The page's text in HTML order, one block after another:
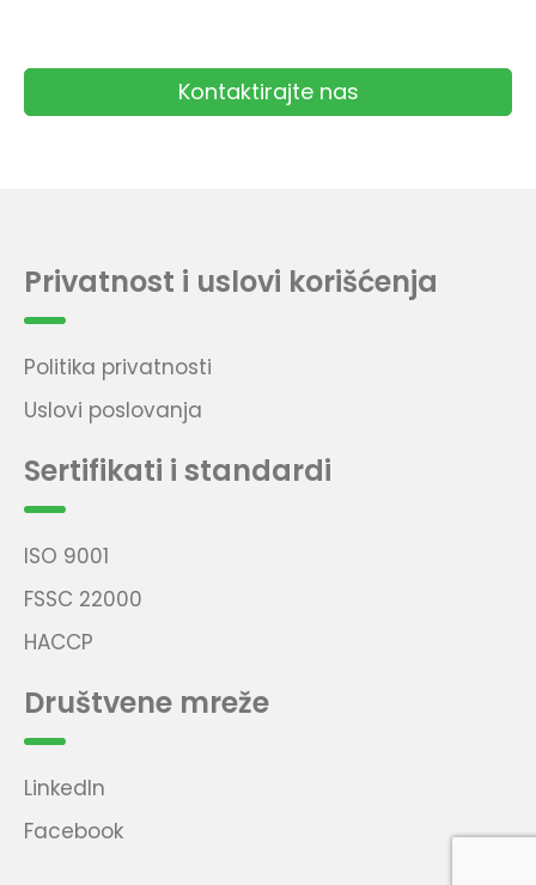
Kontaktirajte nas
Privatnost i uslovi korišćenja
Politika privatnosti
Uslovi poslovanja
Sertifikati i standardi
ISO 9001
FSSC 22000
HACCP
Društvene mreže
LinkedIn
Facebook